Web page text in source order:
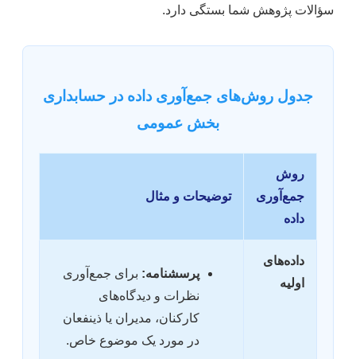
سؤالات پژوهش شما بستگی دارد.
جدول روش‌های جمع‌آوری داده در حسابداری
بخش عمومی
روش
جمع‌آوری
داده
توضیحات و مثال
داده‌های
اولیه
پرسشنامه: برای جمع‌آوری
نظرات و دیدگاه‌های
کارکنان، مدیران یا ذینفعان
در مورد یک موضوع خاص.